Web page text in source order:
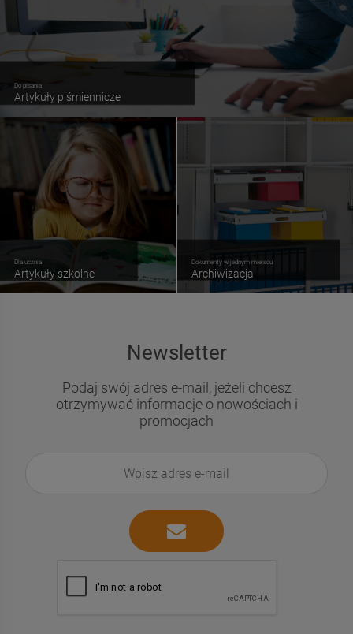
Do pisania
Artykuły piśmiennicze
Dla ucznia
Artykuły szkolne
Dokumenty w jednym miejscu
Archiwizacja
Newsletter
Podaj swój adres e-mail, jeżeli chcesz
otrzymywać informacje o nowościach i
promocjach